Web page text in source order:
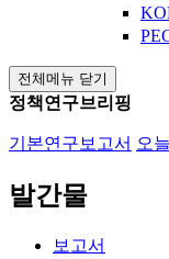
전체메뉴 닫기
정책연구브리핑
기본연구보고서 오
발간물
보고서